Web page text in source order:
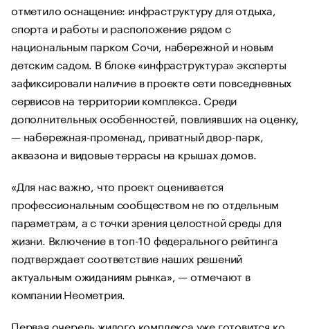
отметило оснащение: инфраструктуру для отдыха,
спорта и работы и расположение рядом с
национальным парком Сочи, набережной и новым
детским садом. В блоке «инфраструктура» эксперты
зафиксировали наличие в проекте сети повседневных
сервисов на территории комплекса. Среди
дополнительных особенностей, повлиявших на оценку,
— набережная-променад, приватный двор-парк,
аквазона и видовые террасы на крышах домов.
«Для нас важно, что проект оценивается
профессиональным сообществом не по отдельным
параметрам, а с точки зрения целостной среды для
жизни. Включение в топ-10 федерального рейтинга
подтверждает соответствие наших решений
актуальным ожиданиям рынка», — отмечают в
компании Неометрия.
Первая очередь жилого комплекса уже готовится ко